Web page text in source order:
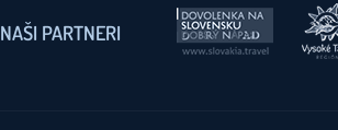
NAŠI PARTNERI